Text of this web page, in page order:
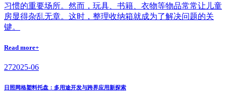
习惯的重要场所。然而，玩具、书籍、衣物等物品常常让儿童
房显得杂乱无章。这时，整理收纳箱就成为了解决问题的关
键。
Read more+
272025-06
日照网格塑料托盘：多用途开发与跨界应用新探索